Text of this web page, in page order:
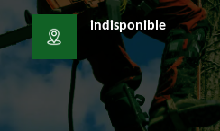
indisponible